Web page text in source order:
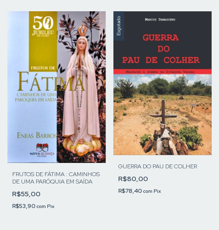
FRUTOS DE FÁTIMA : CAMINHOS
DE UMA PARÓQUIA EM SAÍDA
R$55,00
R$53,90 com Pix
Esgotado
GUERRA DO PAU DE COLHER
R$80,00
R$78,40 com Pix